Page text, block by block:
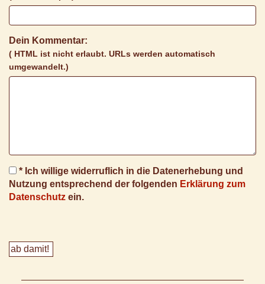
Dein Kommentar:
( HTML ist nicht erlaubt. URLs werden automatisch
umgewandelt.)
* Ich willige widerruflich in die Datenerhebung und
Nutzung entsprechend der folgenden Erklärung zum
Datenschutz ein.